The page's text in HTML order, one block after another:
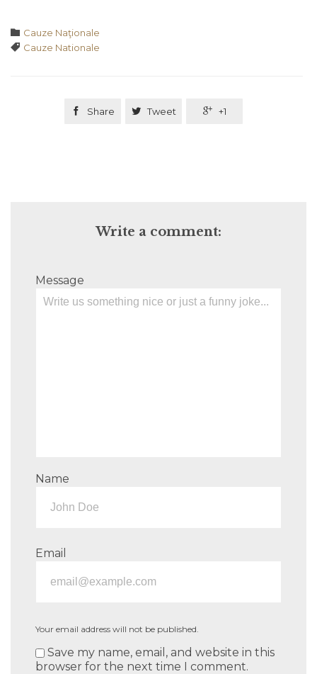
 Category
Cauze Naţionale
 Tags
Cauze Nationale
 Share  Tweet  +1
Write a comment:
Message
Name
Email
Your email address will not be published.
Save my name, email, and website in this
browser for the next time I comment.